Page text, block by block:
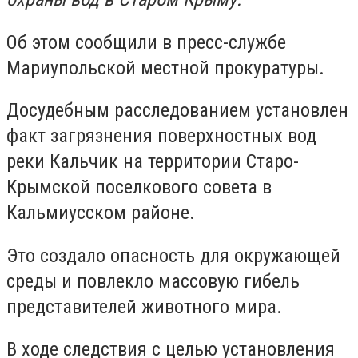
Об этом сообщили в пресс-службе
Мариупольской местной прокуратуры.
Досудебным расследованием установлен
факт загрязнения поверхностных вод
реки Кальчик на территории Старо-
Крымской поселкового совета в
Кальмиусском районе.
Это создало опасность для окружающей
среды и повлекло массовую гибель
представителей животного мира.
В ходе следствия с целью установления